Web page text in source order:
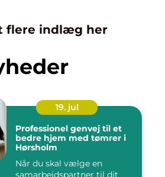
flere indlæg her
19. jul
Professionel genvej til et
bedre hjem med tømrer i
Hørsholm
Når du skal vælge en
samarbejdspartner til dit